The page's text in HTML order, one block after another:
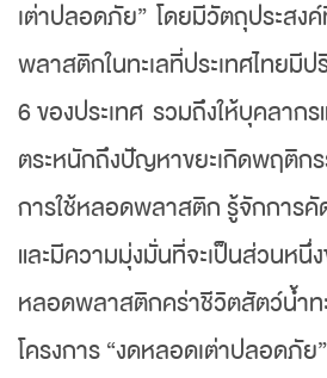
เต่าปลอดภัย” โดยมีวัตถุประสง
พลาสติกในทะเลที่ประเทศไทยมี
6 ของประเทศ รวมถึงให้บุคลากร
ตระหนักถึงปัญหาขยะเกิดพฤติก
การใช้หลอดพลาสติก รู้จักการคั
และมีความมุ่งมั่นที่จะเป็นส่วนหนึ่
หลอดพลาสติกคร่าชีวิตสัตว์น้ำทะ
โครงการ “งดหลอดเต่าปลอดภั